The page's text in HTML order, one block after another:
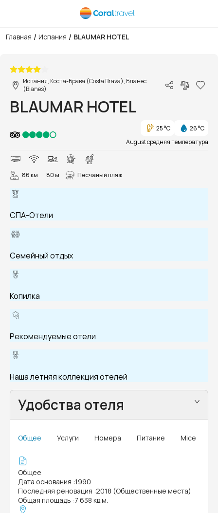
Главная / Испания / BLAUMAR HOTEL
Испания, Коста-Брава (Costa Brava), Бланес
(Blanes)
BLAUMAR HOTEL
25 °C
26 °C
August средняя температура
86 км 80 м Песчаный пляж
СПА-Отели
Семейный отдых
Копилка
Рекомендуемые отели
Наша летняя коллекция отелей
Удобства отеля
Общее Услуги Номера Питание Mice
Общее
Дата основания :1990
Последняя реновация :2018 (Общественные места)
Общая площадь :7 638 кв.м.